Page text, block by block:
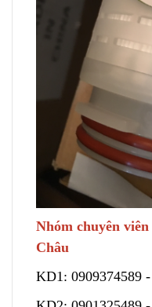
Nhóm chuyên
Châu
KD1: 0909374589 -